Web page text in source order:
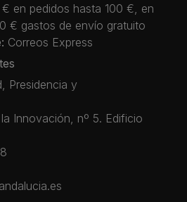
€ en pedidos hasta 100 €, en
€ gastos de envío gratuito
Correos Express
Presidencia y
Innovación, nº 5. Edificio